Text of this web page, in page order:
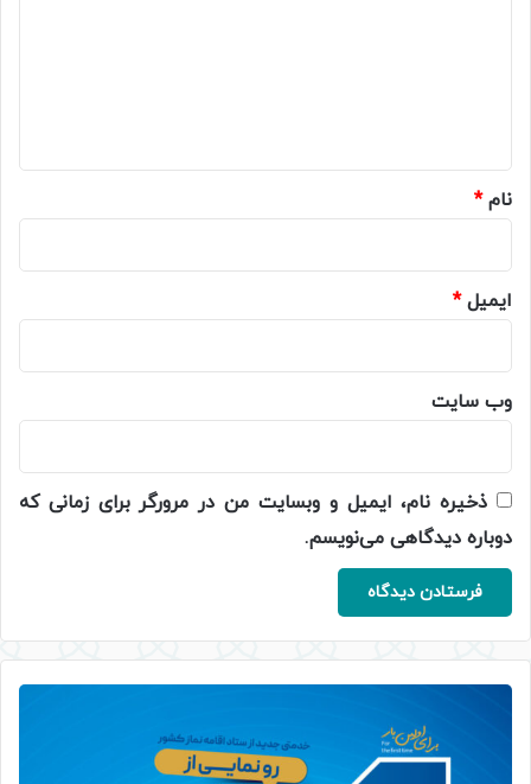
نام*
ایمیل*
وب‌ سایت
ذخیره نام، ایمیل و وبسایت من در مرورگر برای زمانی که
دوباره دیدگاهی می‌نویسم.